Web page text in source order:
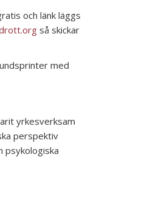
och länk läggs
så skickar
med
yrkesverksam
perspektiv
psykologiska